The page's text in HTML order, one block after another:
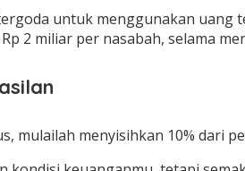
untuk menggunakan uang
2 miliar per nasabah, selama
mulailah menyisihkan 10% dari